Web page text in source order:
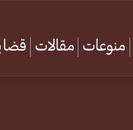
منوعات مقالات